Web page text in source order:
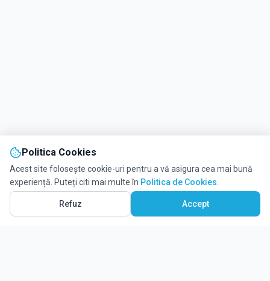
Politica Cookies
Acest site folosește cookie-uri pentru a vă asigura cea mai bună
experiență. Puteți citi mai multe în Politica de Cookies
Refuz Accept